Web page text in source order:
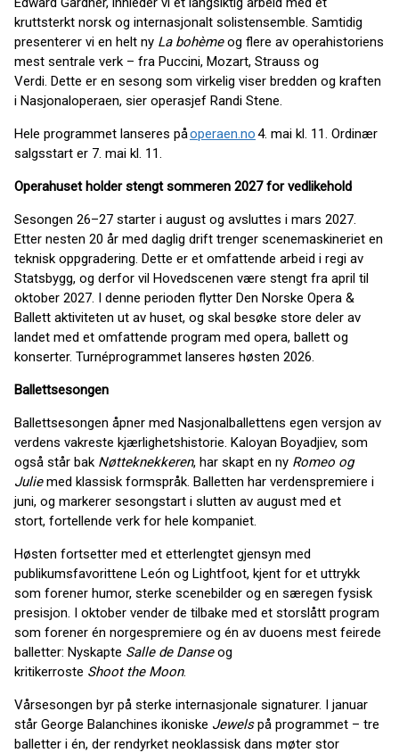
kruttsterkt norsk og internasjonalt solistensemble. Samtidig
presenterer vi en helt ny La bohèmeog flere av operahistoriens
mest sentrale verk – fra Puccini, Mozart, Strauss og
Verdi. Dette er en sesong som virkelig viser bredden og kraften
i Nasjonaloperaen, sier operasjef Randi Stene.
Hele programmet lanseres påoperaen.no4. mai kl. 11. Ordinær
salgsstart er 7. mai kl. 11.
Operahuset holder stengt sommeren 2027 for vedlikehold
Sesongen 26–27 starter i august og avsluttes i mars 2027.
Etter nesten 20 år med daglig drift trenger scenemaskineriet en
teknisk oppgradering. Dette er et omfattende arbeid i regi av
Statsbygg, og derfor vil Hovedscenen være stengt fra april til
oktober 2027. I denne perioden flytter Den Norske Opera &
Ballett aktiviteten ut av huset, og skal besøke store deler av
landet med et omfattende program med opera, ballett og
konserter. Turnéprogrammet lanseres høsten 2026.
Ballettsesongen
Ballettsesongen åpner med Nasjonalballettens egen versjon av
verdens vakreste kjærlighetshistorie. Kaloyan Boyadjiev, som
også står bak Nøtteknekkeren, har skapt en ny Romeo og
Juliemed klassisk formspråk. Balletten har verdenspremiere i
juni, og markerer sesongstart i slutten av august med et
stort, fortellende verk for hele kompaniet.
Høsten fortsetter med et etterlengtet gjensyn med
publikumsfavorittene León og Lightfoot, kjent for et uttrykk
som forener humor, sterke scenebilder og en særegen fysisk
presisjon. I oktober vender de tilbake med et storslått program
som forener én norgespremiere og én av duoens mest feirede
balletter: Nyskapte Salle de Danseog
kritikerroste Shoot the Moon.
Vårsesongen byr på sterke internasjonale signaturer. I januar
står George Balanchines ikoniske Jewelspå programmet – tre
balletter i én, der rendyrket neoklassisk dans møter stor